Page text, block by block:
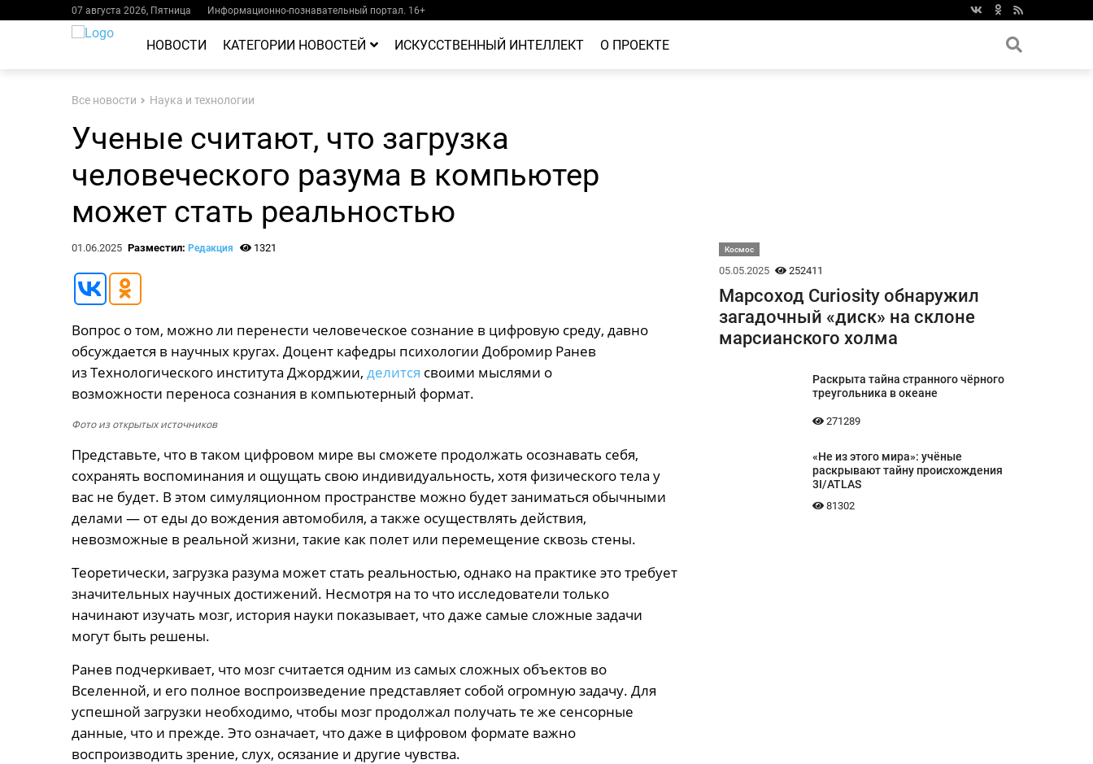
07 августа 2026, Пятница Информационно-познавательный портал. 16+
НОВОСТИ КАТЕГОРИИ НОВОСТЕЙ ИСКУССТВЕННЫЙ ИНТЕЛЛЕКТ О ПРОЕКТЕ
Все новости Наука и технологии
Ученые считают, что загрузка
человеческого разума в компьютер
может стать реальностью
01.06.2025 Разместил: Редакция 1321
Вопрос о том, можно ли перенести человеческое сознание в цифровую среду, давно
обсуждается в научных кругах. Доцент кафедры психологии Добромир Ранев
из Технологического института Джорджии, делится своими мыслями о
возможности переноса сознания в компьютерный формат.
Фото из открытых источников
Представьте, что в таком цифровом мире вы сможете продолжать осознавать себя,
сохранять воспоминания и ощущать свою индивидуальность, хотя физического тела у
вас не будет. В этом симуляционном пространстве можно будет заниматься обычными
делами — от еды до вождения автомобиля, а также осуществлять действия,
невозможные в реальной жизни, такие как полет или перемещение сквозь стены.
Теоретически, загрузка разума может стать реальностью, однако на практике это требует
значительных научных достижений. Несмотря на то что исследователи только
начинают изучать мозг, история науки показывает, что даже самые сложные задачи
могут быть решены.
Ранев подчеркивает, что мозг считается одним из самых сложных объектов во
Вселенной, и его полное воспроизведение представляет собой огромную задачу. Для
успешной загрузки необходимо, чтобы мозг продолжал получать те же сенсорные
данные, что и прежде. Это означает, что даже в цифровом формате важно
воспроизводить зрение, слух, осязание и другие чувства.
Космос
05.05.2025 252411
Марсоход Curiosity обнаружил
загадочный «диск» на склоне
марсианского холма
Раскрыта тайна странного чёрного
треугольника в океане
271289
«Не из этого мира»: учёные
раскрывают тайну происхождения
3I/ATLAS
81302